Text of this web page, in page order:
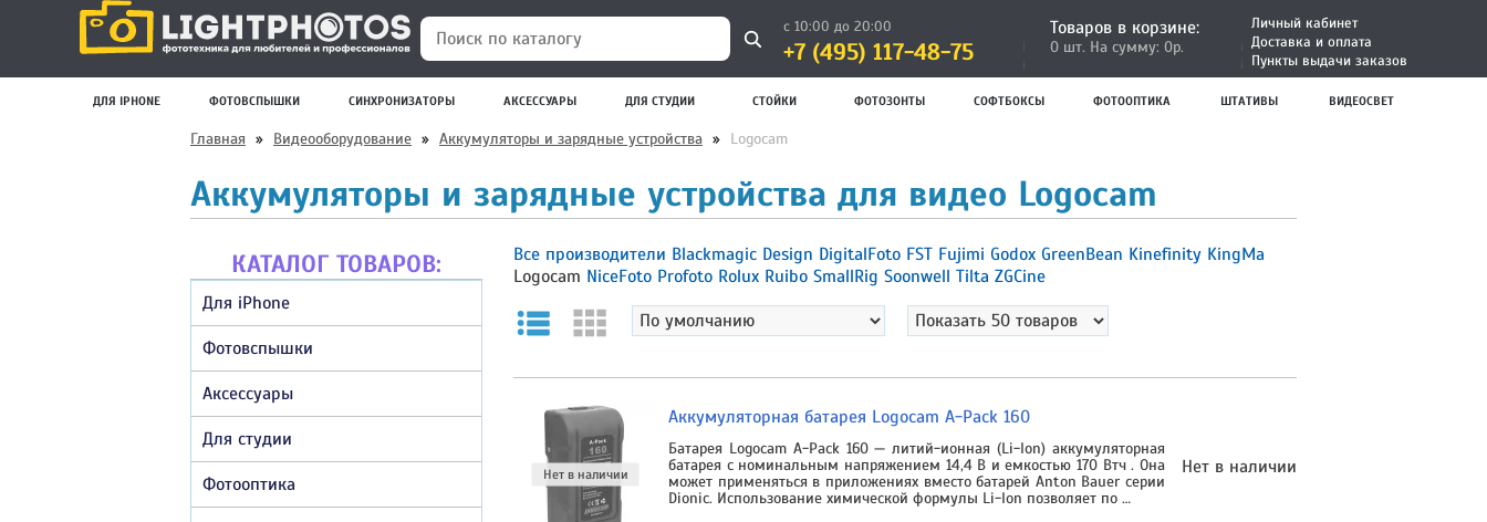
Поиск по каталогу
Личный кабинет
Доставка и оплата
Пункты выдачи заказов
Товаров в корзине:
0 шт. На сумму: 0р.
с 10:00 до 20:00
+7 (495) 117-48-75
ДЛЯ IPHONE ФОТОВСПЫШКИ СИНХРОНИЗАТОРЫ АКСЕССУАРЫ ДЛЯ СТУДИИ СТОЙКИ ФОТОЗОНТЫ СОФТБОКСЫ ФОТООПТИКА ШТАТИВЫ ВИДЕОСВЕТ
Главная » Видеооборудование » Аккумуляторы и зарядные устройства » Logocam
Аккумуляторы и зарядные устройства для видео Logocam
КАТАЛОГ ТОВАРОВ:
Для iPhone
Фотовспышки
Аксессуары
Для студии
Фотооптика
Все производители Blackmagic Design DigitalFoto FST Fujimi Godox GreenBean Kinefinity KingMa
Logocam NiceFoto Profoto Rolux Ruibo SmallRig Soonwell Tilta ZGCine
Нет в наличии
Аккумуляторная батарея Logocam A-Pack 160
Батарея Logocam A-Pack 160 — литий-ионная (Li-Ion) аккумуляторная
батарея с номинальным напряжением 14,4 В и емкостью 170 Втч . Она
может применяться в приложениях вместо батарей Anton Bauer серии
Dionic. Использование химической формулы Li-Ion позволяет по …